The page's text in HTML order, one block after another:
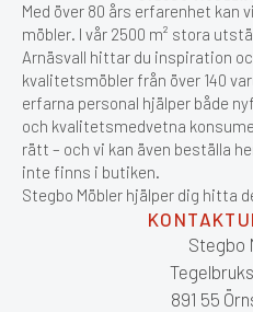
Med över 80 års erfarenhet kan
möbler. I vår 2500 m² stora
Arnäsvall hittar du inspiration
kvalitetsmöbler från över 140
erfarna personal hjälper både
och kvalitetsmedvetna
rätt – och vi kan även beställa
inte finns i butiken.
Stegbo Möbler hjälper dig hitta
Stegbo
891 55